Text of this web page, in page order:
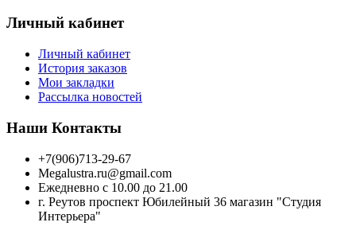
Личный кабинет
Личный кабинет
История заказов
Мои закладки
Рассылка новостей
Наши Контакты
+7(906)713-29-67
Megalustra.ru@gmail.com
Ежедневно с 10.00 до 21.00
г. Реутов проспект Юбилейный 36 магазин "Студия
Интерьера"